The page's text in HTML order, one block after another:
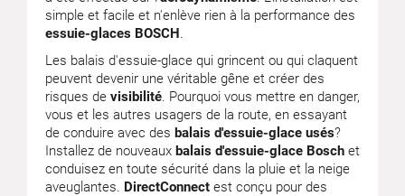
simple et facile et n'enlève rien à la performance des
essuie-glaces BOSCH.
Les balais d'essuie-glace qui grincent ou qui claquent
peuvent devenir une véritable gêne et créer des
risques de visibilité. Pourquoi vous mettre en danger,
vous et les autres usagers de la route, en essayant
de conduire avec des balais d'essuie-glace usés?
Installez de nouveaux balais d'essuie-glace Bosch et
conduisez en toute sécurité dans la pluie et la neige
aveuglantes. DirectConnect est conçu pour des